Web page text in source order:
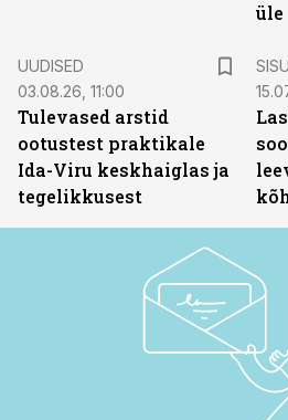
üle
UUDISED
03.08.26, 11:00
Tulevased arstid
ootustest praktikale
Ida-Viru keskhaiglas ja
tegelikkusest